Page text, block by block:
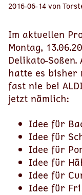
2016-06-14 von
Im aktuellen
Montag,
Delikato-
hatte es bisher
fast nie bei
jetzt nämlich:
Idee für
Idee für
Idee für
Idee für
Idee für
Idee für